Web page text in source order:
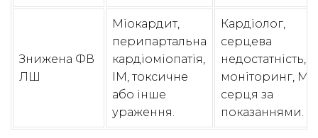
Знижена ФВ
ЛШ
Міокардит,
перипартальна
кардіоміопатія,
ІМ, токсичне
або інше
ураження.
Кардіолог,
серцева
недостатність,
моніторинг,
серця за
показаннями.